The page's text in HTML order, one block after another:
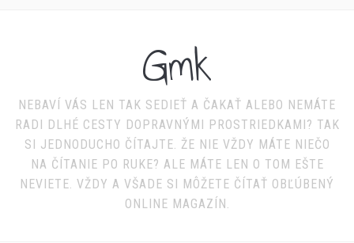
Gmk
NEBAVÍ VÁS LEN TAK SEDIEŤ A ČAKAŤ ALEBO NEMÁTE
RADI DLHÉ CESTY DOPRAVNÝMI PROSTRIEDKAMI? TAK
SI JEDNODUCHO ČÍTAJTE. ŽE NIE VŽDY MÁTE NIEČO
NA ČÍTANIE PO RUKE? ALE MÁTE LEN O TOM EŠTE
NEVIETE. VŽDY A VŠADE SI MÔŽETE ČÍTAŤ OBĽÚBENÝ
ONLINE MAGAZÍN.